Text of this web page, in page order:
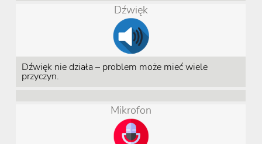
Dźwięk
Dźwięk nie działa – problem może mieć wiele
przyczyn.
Mikrofon